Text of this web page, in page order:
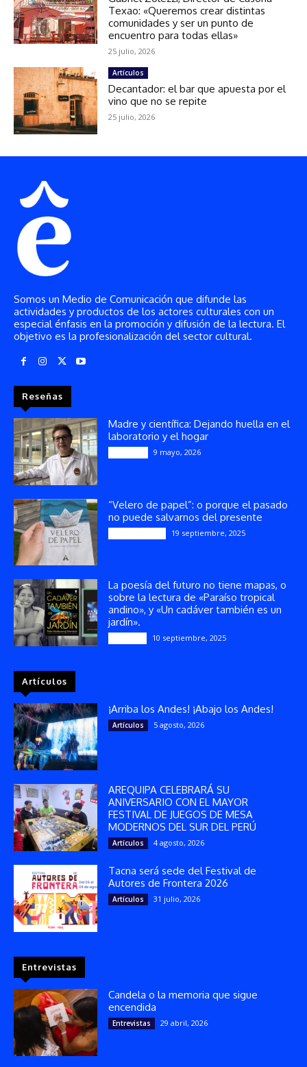
Somos un Medio de Comunicación que difunde las
actividades y productos de los actores culturales con un
especial énfasis en la promoción y difusión de la lectura. El
objetivo es la profesionalización del sector cultural.
Reseñas
Madre y científica: Dejando huella en el
laboratorio y el hogar
9 mayo, 2026
“Velero de papel”: o porque el pasado
no puede salvarnos del presente
19 septiembre, 2025
La poesía del futuro no tiene mapas, o
sobre la lectura de «Paraíso tropical
andino», y «Un cadáver también es un
jardín».
10 septiembre, 2025
Artículos
¡Arriba los Andes! ¡Abajo los Andes!
Artículos 5 agosto, 2026
AREQUIPA CELEBRARÁ SU
ANIVERSARIO CON EL MAYOR
FESTIVAL DE JUEGOS DE MESA
MODERNOS DEL SUR DEL PERÚ
Artículos 4 agosto, 2026
Tacna será sede del Festival de
Autores de Frontera 2026
Artículos 31 julio, 2026
Entrevistas
Candela o la memoria que sigue
encendida
Entrevistas 29 abril, 2026